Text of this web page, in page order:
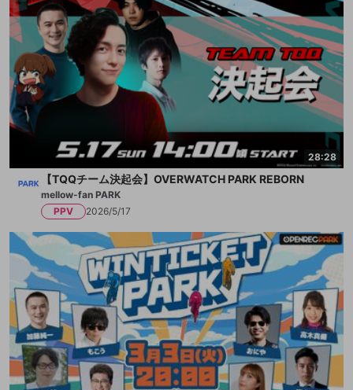
28:28
【TQQチーム決起会】OVERWATCH PARK REBORN
mellow-fan PARK
PPV
2026/5/17